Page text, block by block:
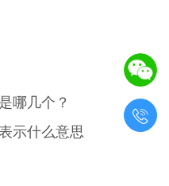
哪几个？
示什么意思
